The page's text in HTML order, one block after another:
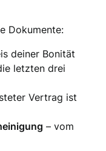
Dokumente:
deiner Bonität
letzten drei
Vertrag ist
– vom